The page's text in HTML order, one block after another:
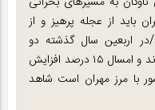
باید از عجله پرهیز و از
در اربعین سال گذشته دو
میلیون و ۱۰۰ هزار نفر از کشور خارج شدند و امسال ۱۵ درصد افزایش
با مرز مهران است شاهد